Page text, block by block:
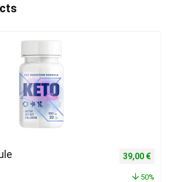
Izvorna
39,00 €
50%